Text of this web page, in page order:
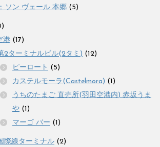
ソン ヴェール 本郷 (5)
港 (17)
2ターミナルビル(2タミ) (12)
ピーロート (5)
カステルモーラ(Castelmora) (1)
うちのたまご 直売所(羽田空港内) 赤坂うま
や (1)
マーゴ バー (1)
際線ターミナル (2)